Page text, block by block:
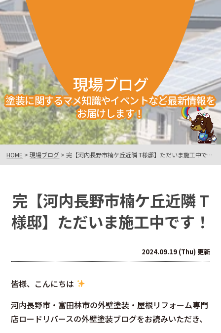
現場ブログ
塗装に関するマメ知識やイベントなど最新情報を
お届けします！
HOME >現場ブログ >完【河内長野市楠ケ丘近隣 T様邸】ただいま施工中です！
完【河内長野市楠ケ丘近隣 T
様邸】ただいま施工中です！
2024.09.19 (Thu) 更新
皆様、こんにちは
河内長野市・富田林市の外壁塗装・屋根リフォーム専門
店ロードリバースの外壁塗装ブログをお読みいただき、